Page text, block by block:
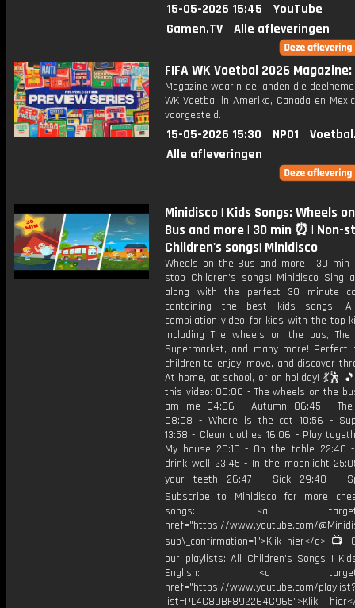
15-05-2026 15:45
YouTube
Gamen.TV
Alle afleveringen
FIFA WK Voetbal 2026
Magazine waarin de landen die
WK Voetbal in Amerika, Canada en
voorgesteld.
15-05-2026 15:30 NPO1
Alle afleveringen
Minidisco | Kids Songs: Wheels
Bus and more | 30 min ⏰ | Non-
Children's songs| Minidisco
Wheels on the Bus and more | 30 min
stop Children's songs| Minidisco Sing
along with the perfect 30 minute
containing the best kids songs. A
compilation video for kids with the top
including The wheels on the bus, The
Supermarket, and many more! Perfect
children to enjoy, move, and discover
At home, at school, or on holiday! 💃🕺
this video: 00:00 - The wheels on the
am me 04:06 - Autumn 06:45 - The
08:08 - Where is the cat 10:56 -
13:58 - Clean clothes 16:06 - Play
My house 20:10 - On the table 22:40
drink well 23:45 - In the moonlight
your teeth 26:47 - Sick 29:40 -
Subscribe to Minidisco for more
songs: <a
href="https://www.youtube.com/
sub\_confirmation=1">Klik hier</a> 📺
our playlists: All Children's Songs |
English: <a
href="https://www.youtube.com/
list=PL4C8DBF892264C965">Klik